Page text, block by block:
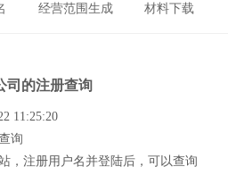
经营范围生成 材料下载
司的注册查询
11:25:20
询
注册用户名并登陆后，可以查询